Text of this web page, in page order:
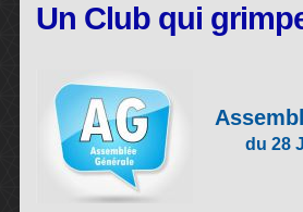
Un Club qui
du 28